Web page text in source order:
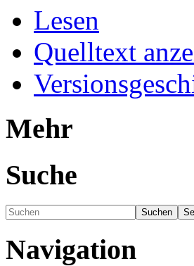
Lesen
Quelltext
Mehr
Suche
Navigation